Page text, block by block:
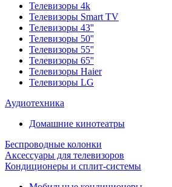
Телевизоры 4k
Телевизоры Smart TV
Телевизоры 43''
Телевизоры 50''
Телевизоры 55''
Телевизоры 65''
Телевизоры Haier
Телевизоры LG
Аудиотехника
Домашние кинотеатры
Беспроводные колонки
Аксессуары для телевизоров
Кондиционеры и сплит-системы